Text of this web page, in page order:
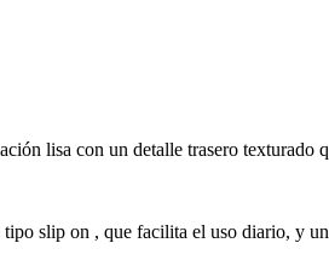
lisa con un detalle trasero texturado
slip on , que facilita el uso diario, y